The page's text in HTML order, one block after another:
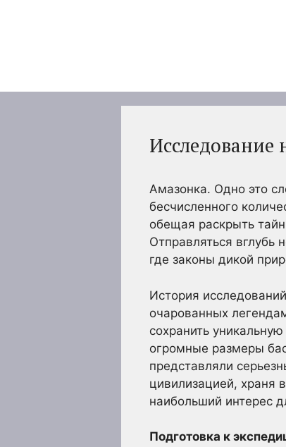
Исследование
Амазонка. Одно это
бесчисленного
обещая раскрыть
Отправляться вглубь
где законы дикой
История
очарованных
сохранить
огромные размеры
представляли
цивилизацией, храня
наибольший интерес
Подготовка к